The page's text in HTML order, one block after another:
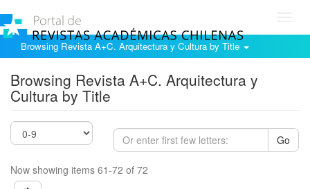
Browsing Revista A+C. Arquitectura y Cultura by Title
Browsing Revista A+C. Arquitectura y
Cultura by Title
Go
Now showing items 61-72 of 72